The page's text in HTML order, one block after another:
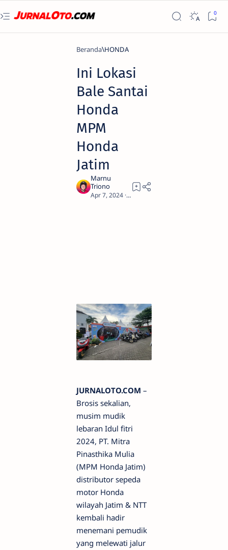
Beranda HONDA
Ini Lokasi
Bale Santai
Honda
MPM
Honda
Jatim
1
JURNALOTO.COM –
Brosis sekalian,
musim mudik
lebaran Idul fitri
2024, PT. Mitra
Pinasthika Mulia
(MPM Honda Jatim)
distributor sepeda
motor Honda
wilayah Jatim & NTT
kembali hadir
menemani pemudik
yang melewati jalur